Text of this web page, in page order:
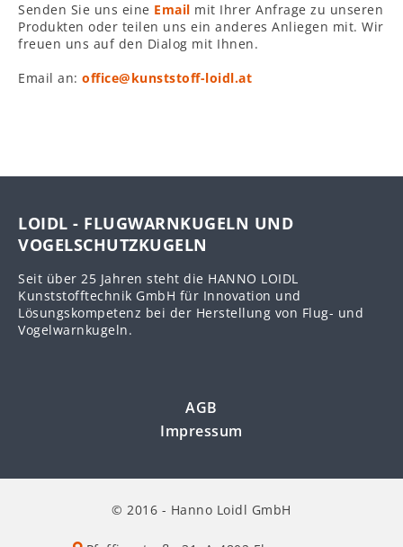
Senden Sie uns eine Email mit Ihrer Anfrage zu unseren
Produkten oder teilen uns ein anderes Anliegen mit. Wir
freuen uns auf den Dialog mit Ihnen.
Email an: office@kunststoff-loidl.at
LOIDL - FLUGWARNKUGELN UND
VOGELSCHUTZKUGELN
Seit über 25 Jahren steht die HANNO LOIDL
Kunststofftechnik GmbH für Innovation und
Lösungskompetenz bei der Herstellung von Flug- und
Vogelwarnkugeln.
AGB
Impressum
© 2016 - Hanno Loidl GmbH